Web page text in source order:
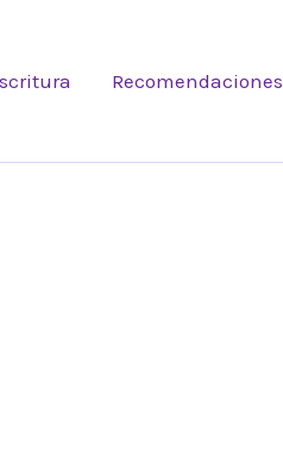
Recomendaciones